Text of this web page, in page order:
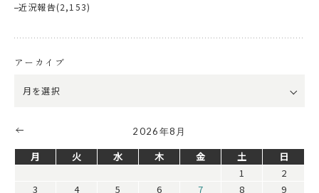
近況報告(2,153)
アーカイブ
2026年8月
月 火 水 木 金 土
日
1
2
3
4 5 6 7 8
9